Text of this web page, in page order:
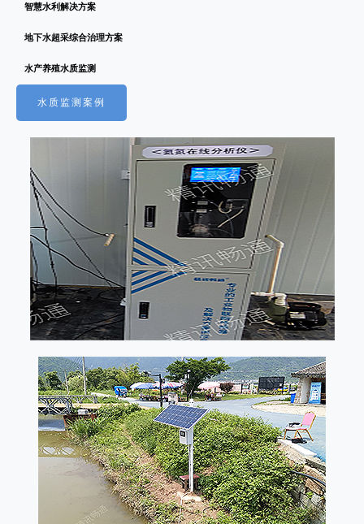
智慧水利解决方案
地下水超采综合治理方案
水产养殖水质监测
水质监测案例